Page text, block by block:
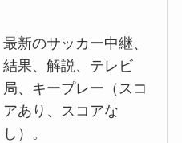
最新のサッカー中継、
結果、解説、テレビ
局、キープレー（スコ
アあり、スコアな
し）。